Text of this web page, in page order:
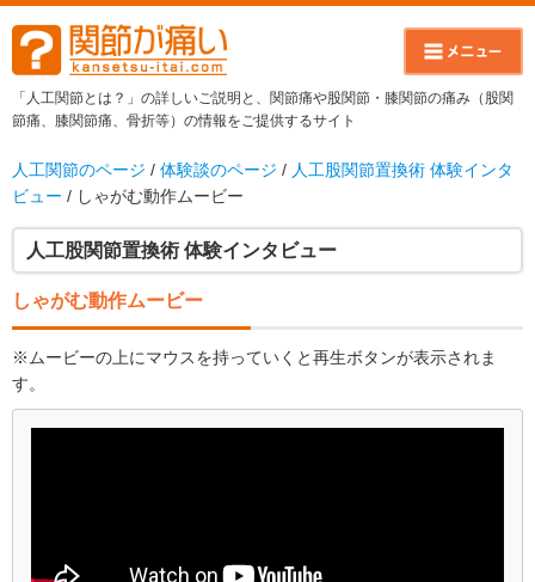
「人工関節とは？」の詳しいご説明と、関節痛や股関節・膝関節の痛み（股関
節痛、膝関節痛、骨折等）の情報をご提供するサイト
人工関節のページ / 体験談のページ / 人工股関節置換術 体験インタ
ビュー / しゃがむ動作ムービー
人工股関節置換術 体験インタビュー
しゃがむ動作ムービー
※ムービーの上にマウスを持っていくと再生ボタンが表示されま
す。